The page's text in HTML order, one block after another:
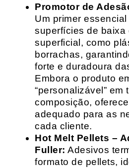
Promotor de
Um primer
superfícies de baixa
superficial, como
borrachas,
forte e duradoura
Embora o produto
“personalizável” em
composição,
adequado para as
cada cliente.
Hot Melt Pellets –
Fuller: Adesivos
formato de pellets,